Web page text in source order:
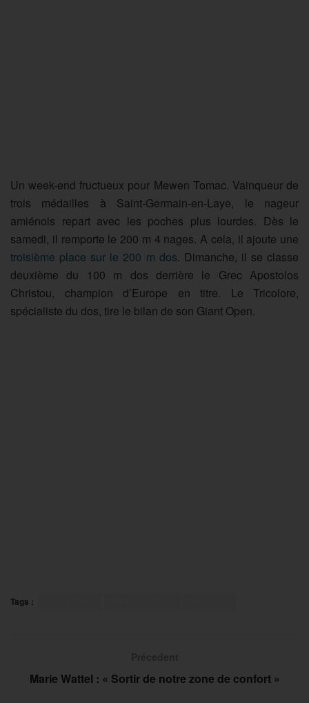
Un week-end fructueux pour Mewen Tomac. Vainqueur de
trois médailles à Saint-Germain-en-Laye, le nageur
amiénois repart avec les poches plus lourdes. Dès le
samedi, il remporte le 200 m 4 nages. A cela, il ajoute une
troisième place sur le 200 m dos. Dimanche, il se classe
deuxième du 100 m dos derrière le Grec Apostolos
Christou, champion d’Europe en titre. Le Tricolore,
spécialiste du dos, tire le bilan de son Giant Open.
Tags :
Marie Wattel : « Sortir de notre zone de confort »